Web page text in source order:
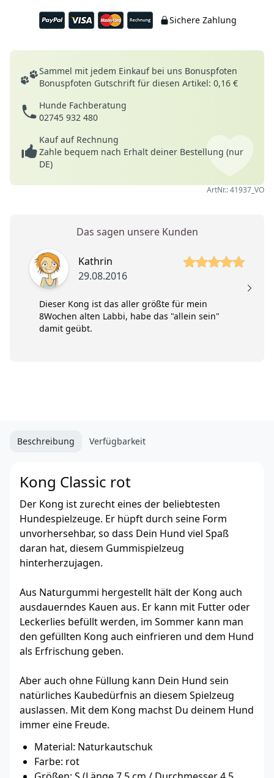
Sichere Zahlung
Deine Vorteile
Sammel mit jedem Einkauf bei uns Bonuspfoten
Bonuspfoten Gutschrift für diesen Artikel: 0,16 €
Hunde Fachberatung
02745 932 480
Kauf auf Rechnung
Zahle bequem nach Erhalt deiner Bestellung (nur
DE)
ArtNr.: 41937_VO
Das sagen unsere Kunden
Kathrin
29.08.2016
5 von 5 Sterne
Dieser Kong ist das aller größte für mein
8Wochen alten Labbi, habe das "allein sein"
damit geübt.
Beschreibung Verfügbarkeit
Kong Classic rot
Der Kong ist zurecht eines der beliebtesten
Hundespielzeuge. Er hüpft durch seine Form
unvorhersehbar, so dass Dein Hund viel Spaß
daran hat, diesem Gummispielzeug
hinterherzujagen.
Aus Naturgummi hergestellt hält der Kong auch
ausdauerndes Kauen aus. Er kann mit Futter oder
Leckerlies befüllt werden, im Sommer kann man
den gefüllten Kong auch einfrieren und dem Hund
als Erfrischung geben.
Aber auch ohne Füllung kann Dein Hund sein
natürliches Kaubedürfnis an diesem Spielzeug
auslassen. Mit dem Kong machst Du deinem Hund
immer eine Freude.
Material: Naturkautschuk
Farbe: rot